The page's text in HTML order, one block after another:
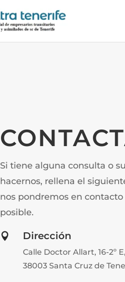
Si tiene alguna consulta o
hacernos, rellena el
nos pondremos en
posible.
 Dirección
Calle Doctor Allart, 16-2º E,
38003 Santa Cruz de